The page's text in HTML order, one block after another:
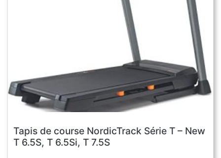
Tapis de course NordicTrack Série T – New
T 6.5S, T 6.5Si, T 7.5S